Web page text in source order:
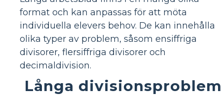
format och kan anpassas för att möta
individuella elevers behov. De kan innehålla
olika typer av problem, såsom ensiffriga
divisorer, flersiffriga divisorer och
decimaldivision.
Långa